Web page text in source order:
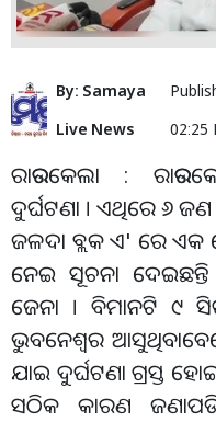
By: Samaya
Live News
02:25
ରାଉରକେଲା :
ଦୁର୍ଘଟଣା । ଏଥିରେ ୬
ଜଳଦା ବ୍ଲକ ଏ' ରେ ଏକ
ନେଇ ସୂଚନା
ଜେନା । ବିମାନଟି ୯
ଭୁବନେଶ୍ୱର
ଯାଇ ଦୁର୍ଘଟଣା ଗ୍ରସ୍ତ
ସଠିକ କାରଣ